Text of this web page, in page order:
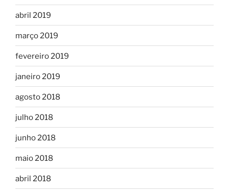
abril 2019
março 2019
fevereiro 2019
janeiro 2019
agosto 2018
julho 2018
junho 2018
maio 2018
abril 2018